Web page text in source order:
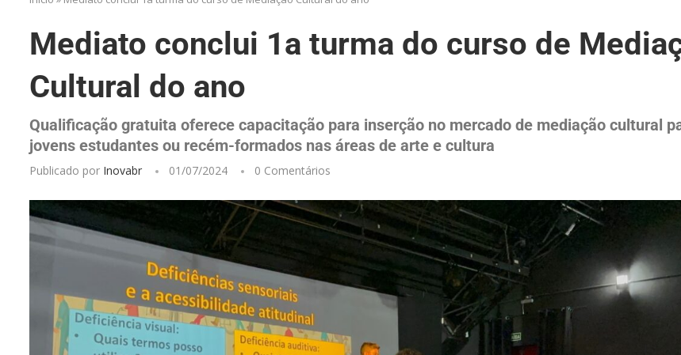
Mediato conclui 1a turma do curso de
Cultural do ano
Qualificação gratuita oferece capacitação para inserção no mercado de mediação cultural
jovens estudantes ou recém-formados nas áreas de arte e cultura
Publicado por Inovabr 01/07/2024 0 Comentários